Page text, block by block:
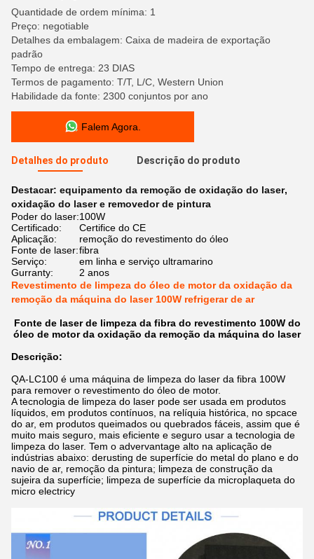
Quantidade de ordem mínima: 1
Preço: negotiable
Detalhes da embalagem: Caixa de madeira de exportação
padrão
Tempo de entrega: 23 DIAS
Termos de pagamento: T/T, L/C, Western Union
Habilidade da fonte: 2300 conjuntos por ano
Falem Agora.
Detalhes do produto Descrição do produto
Destacar: equipamento da remoção de oxidação do laser,
oxidação do laser e removedor de pintura
Poder do laser:100W
Certificado:
Certifice do CE
Aplicação:
remoção do revestimento do óleo
Fonte de laser:fibra
Serviço:
em linha e serviço ultramarino
Gurranty:
2 anos
Revestimento de limpeza do óleo de motor da oxidação da
remoção da máquina do laser 100W refrigerar de ar
Fonte de laser de limpeza da fibra do revestimento 100W do
óleo de motor da oxidação da remoção da máquina do laser
Descrição:
QA-LC100 é uma máquina de limpeza do laser da fibra 100W
para remover o revestimento do óleo de motor.
A tecnologia de limpeza do laser pode ser usada em produtos
líquidos, em produtos contínuos, na relíquia histórica, no spcace
do ar, em produtos queimados ou quebrados fáceis, assim que é
muito mais seguro, mais eficiente e seguro usar a tecnologia de
limpeza do laser. Tem o advervantage alto na aplicação de
indústrias abaixo: derusting de superfície do metal do plano e do
navio de ar, remoção da pintura; limpeza de construção da
sujeira da superfície; limpeza de superfície da microplaqueta do
micro electricy